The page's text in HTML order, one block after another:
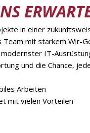
in einer
mit starkem Wir-
IT-
und die Chance,
Arbeiten
mit vielen Vorteilen